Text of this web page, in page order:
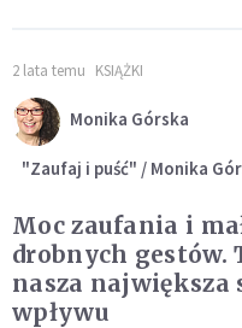
2 lata temu KSIĄŻKI
Monika Górska
"Zaufaj i puść" / Monika
Moc zaufania i
drobnych gestów.
nasza największa
wpływu